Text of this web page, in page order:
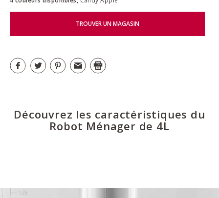
TROUVER UN MAGASIN
Découvrez les caractéristiques du
Robot Ménager de 4L